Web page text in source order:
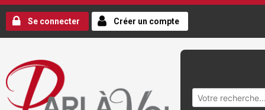
Se connecter Créer un compte